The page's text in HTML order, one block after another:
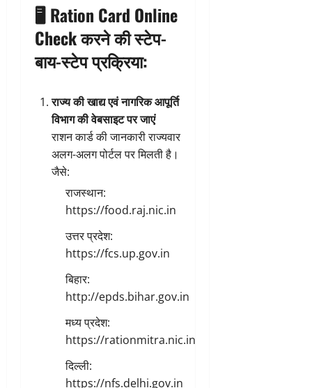
🖥️Ration Card Online
Check करने की स्टेप-
बाय-स्टेप प्रक्रिया:
राज्य की खाद्य एवं नागरिक आपूर्ति
विभाग की वेबसाइट पर जाएं
राशन कार्ड की जानकारी राज्यवार
अलग-अलग पोर्टल पर मिलती है।
जैसे:
राजस्थान:
https://food.raj.nic.in
उत्तर प्रदेश:
https://fcs.up.gov.in
बिहार:
http://epds.bihar.gov.in
मध्य प्रदेश:
https://rationmitra.nic.in
दिल्ली:
https://nfs.delhi.gov.in